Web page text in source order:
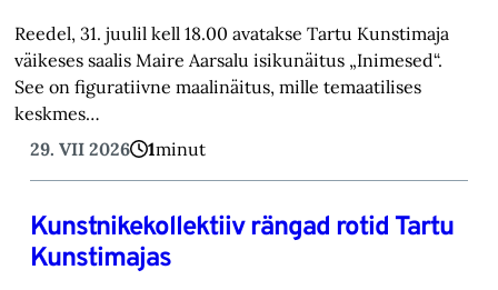
Reedel, 31. juulil kell 18.00 avatakse Tartu Kunstimaja
väikeses saalis Maire Aarsalu isikunäitus „Inimesed“.
See on figuratiivne maalinäitus, mille temaatilises
keskmes…
29. VII 2026
1minut
Kunstnikekollektiiv rängad rotid Tartu
Kunstimajas